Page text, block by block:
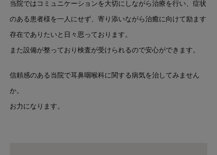
当院ではコミュニケーションを大切にしながら治療を行い、症状
のある患者様を一人にせず、寄り添いながら治癒に向けて励ます
存在でありたいと日々思っております。
また設備が整っており検査が受けられるので安心ができます。
信頼感のある当院で耳鼻咽喉科に関する病気を治してみません
か。
お力になります。